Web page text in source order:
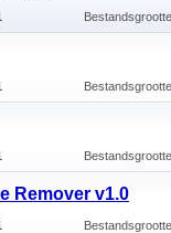
Remover v1.0